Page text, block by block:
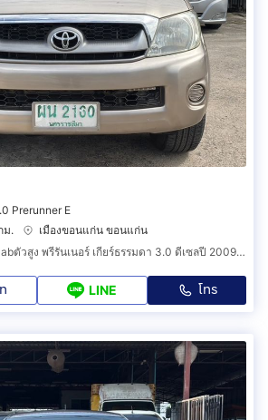
Prerunner E
ม.
เมืองขอนแก่น ขอนแก่น
TOYOTA VIGO Smart Cabตัวสูง พรีรันเนอร์ เกียร์ธรรมดา 3.0 ดีเซลปี 2009 ราคา 219,000 บาทโทร 081-5925780 ส.สุวรรณแหล่งรถขอนแก่น
LINE โทร